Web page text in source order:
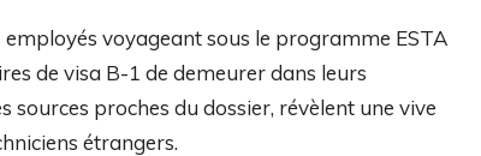
voyageant sous le programme ESTA
de visa B-1 de demeurer dans leurs
sources proches du dossier, révèlent une vive
étrangers.